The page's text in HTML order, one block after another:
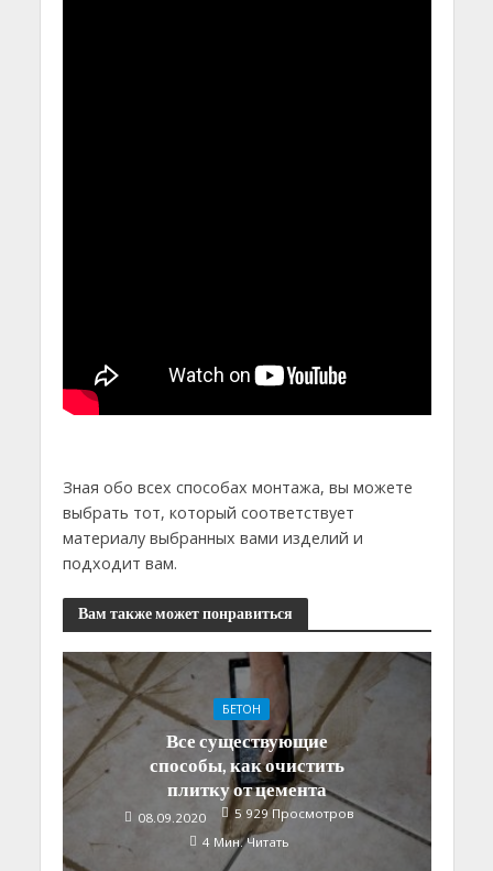
Зная обо всех способах монтажа, вы можете
выбрать тот, который соответствует
материалу выбранных вами изделий и
подходит вам.
Вам также может понравиться
БЕТОН
Все существующие
способы, как очистить
плитку от цемента
08.09.2020
5 929 Просмотров
4 Мин. Читать